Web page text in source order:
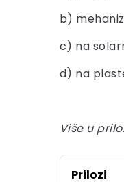
b)
c) na
d) na
Više u
Prilozi